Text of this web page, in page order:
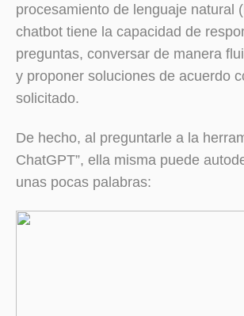
procesamiento de lenguaje natural
chatbot tiene la capacidad de
preguntas, conversar de manera
y proponer soluciones de acuerdo
solicitado.
De hecho, al preguntarle a la
ChatGPT”, ella misma puede
unas pocas palabras: